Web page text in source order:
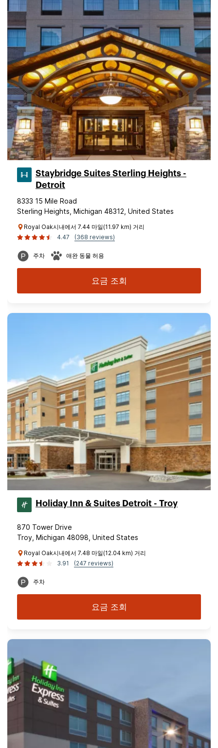
Staybridge Suites Sterling Heights -
Detroit
8333 15 Mile Road
Sterling Heights, Michigan 48312, United States
Royal Oak시내에서 7.44 마일(11.97 km) 거리
4.47
(368 reviews)
주차 애완 동물 허용
요금 조회
Holiday Inn & Suites Detroit - Troy
870 Tower Drive
Troy, Michigan 48098, United States
Royal Oak시내에서 7.48 마일(12.04 km) 거리
3.91
(247 reviews)
주차
요금 조회